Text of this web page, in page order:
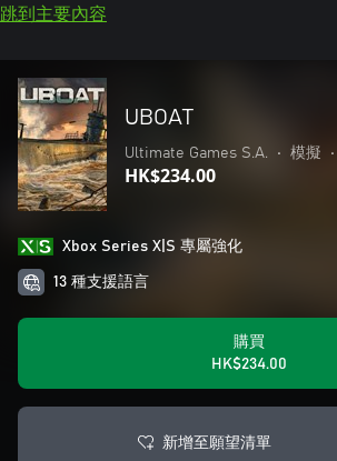
跳到主要內容
UBOAT
Ultimate Games S.A. • 模擬 •
HK$234.00
Xbox Series X|S 專屬強化
13 種支援語言
購買
HK$234.00
新增至願望清單